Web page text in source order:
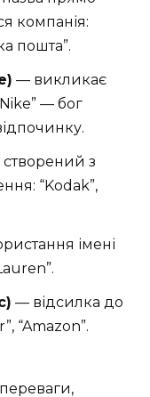
компанія:
пошта”.
— викликає
— бог
з
“Kodak”,
імені
— відсилка до
“Amazon”.